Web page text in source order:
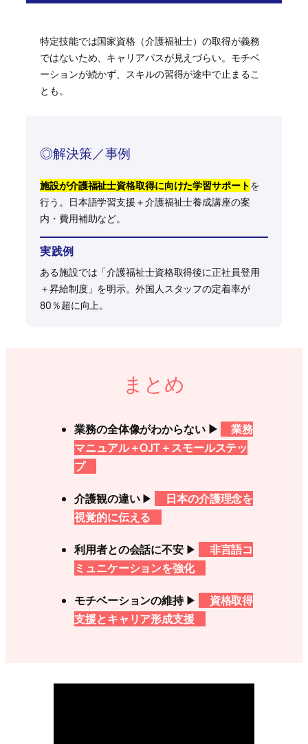
特定技能では国家資格（介護福祉士）の取得が義務
ではないため、キャリアパスが見えづらい。モチベ
ーションが続かず、スキルの習得が途中で止まるこ
とも。
◎解決策／事例
施設が介護福祉士資格取得に向けた学習サポートを
行う。日本語学習支援＋介護福祉士養成講座の案
内・費用補助など。
実践例
ある施設では「介護福祉士資格取得後に正社員登用
＋昇給制度」を明示。外国人スタッフの定着率が
80％超に向上。
まとめ
業務の全体像がわからない ▶
業務
マニュアル＋OJT＋スモールステッ
プ
介護観の違い▶
日本の介護理念を
視覚的に伝える
利用者との会話に不安 ▶
非言語コ
ミュニケーションを強化
モチベーションの維持▶
資格取得
支援とキャリア形成支援